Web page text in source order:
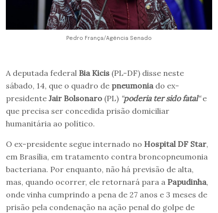
Pedro França/Agência Senado
A deputada federal Bia Kicis (PL-DF) disse neste
sábado, 14, que o quadro de pneumonia do ex-
presidente Jair Bolsonaro (PL) “poderia ter sido fatal“e
que precisa ser concedida prisão domiciliar
humanitária ao político.
O ex-presidente segue internado no Hospital DF Star,
em Brasília, em tratamento contra broncopneumonia
bacteriana. Por enquanto, não há previsão de alta,
mas, quando ocorrer, ele retornará para a Papudinha,
onde vinha cumprindo a pena de 27 anos e 3 meses de
prisão pela condenação na ação penal do golpe de